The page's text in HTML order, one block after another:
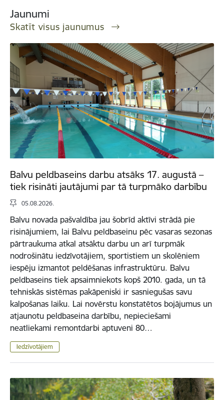
Jaunumi
Skatīt visus jaunumus
Balvu peldbaseins darbu atsāks 17. augustā –
tiek risināti jautājumi par tā turpmāko darbību
05.08.2026.
Balvu novada pašvaldība jau šobrīd aktīvi strādā pie
risinājumiem, lai Balvu peldbaseinu pēc vasaras sezonas
pārtraukuma atkal atsāktu darbu un arī turpmāk
nodrošinātu iedzīvotājiem, sportistiem un skolēniem
iespēju izmantot peldēšanas infrastruktūru. Balvu
peldbaseins tiek apsaimniekots kopš 2010. gada, un tā
tehniskās sistēmas pakāpeniski ir sasniegušas savu
kalpošanas laiku. Lai novērstu konstatētos bojājumus un
atjaunotu peldbaseina darbību, nepieciešami
neatliekami remontdarbi aptuveni 80…
Iedzīvotājiem